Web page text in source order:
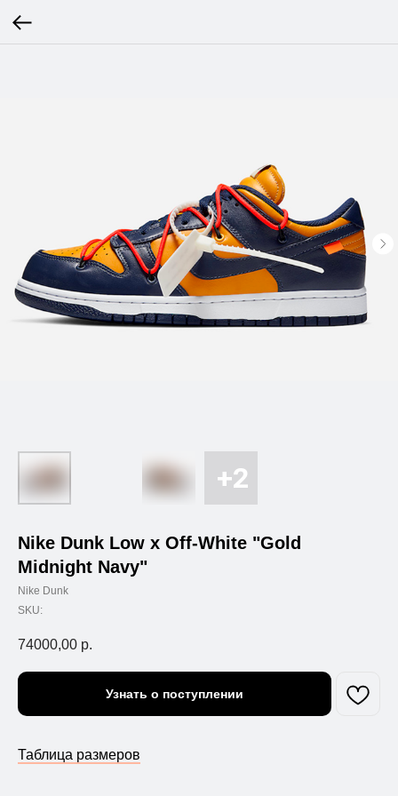
Nike Dunk Low x Off-White "Gold
Midnight Navy"
Nike Dunk
SKU:
74000,00 р.
Узнать о поступлении
Таблица размеров